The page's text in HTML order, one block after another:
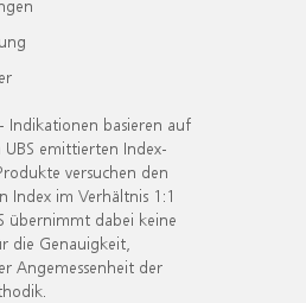
Indikationen basieren auf
emittierten Index-
versuchen den
Index im Verhältnis 1:1
übernimmt dabei keine
die Genauigkeit,
Angemessenheit der